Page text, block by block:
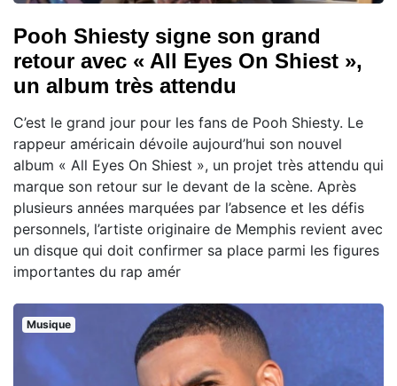
Pooh Shiesty signe son grand
retour avec « All Eyes On Shiest »,
un album très attendu
C’est le grand jour pour les fans de Pooh Shiesty. Le
rappeur américain dévoile aujourd’hui son nouvel
album « All Eyes On Shiest », un projet très attendu qui
marque son retour sur le devant de la scène. Après
plusieurs années marquées par l’absence et les défis
personnels, l’artiste originaire de Memphis revient avec
un disque qui doit confirmer sa place parmi les figures
importantes du rap amér
Musique